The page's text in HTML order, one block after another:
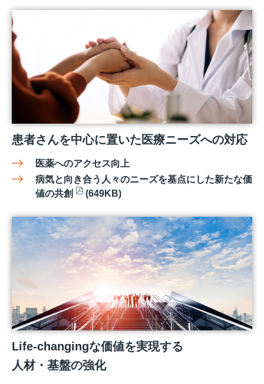
患者さんを中心に置いた医療ニーズへの対応
医薬へのアクセス向上
病気と向き合う人々のニーズを基点にした新たな価
値の共創
(649KB)
Life-changingな価値を実現する
人材・基盤の強化